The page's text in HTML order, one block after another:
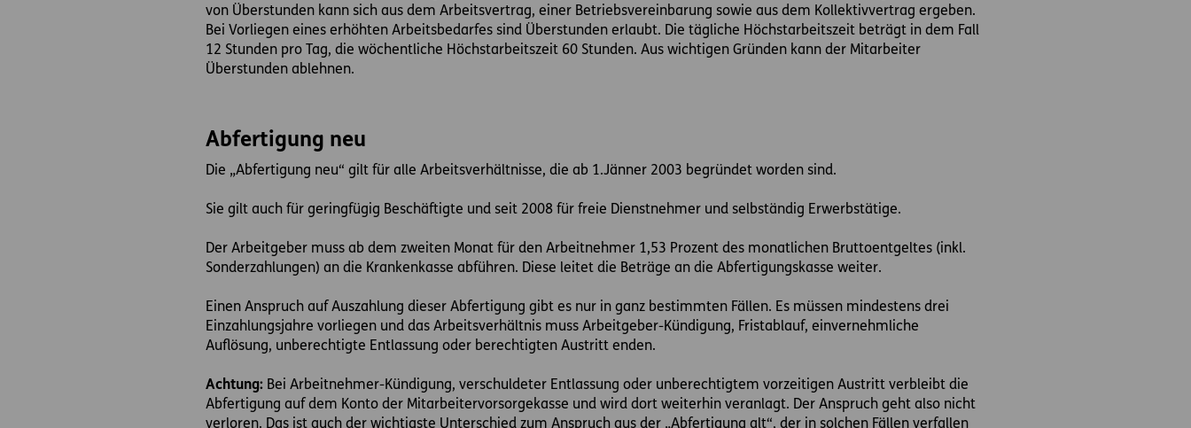
von Überstunden kann sich aus dem Arbeitsvertrag, einer Betriebsvereinbarung sowie aus dem Kollektivvertrag ergeben.
Bei Vorliegen eines erhöhten Arbeitsbedarfes sind Überstunden erlaubt. Die tägliche Höchstarbeitszeit beträgt in dem Fall
12 Stunden pro Tag, die wöchentliche Höchstarbeitszeit 60 Stunden. Aus wichtigen Gründen kann der Mitarbeiter
Überstunden ablehnen.
Abfertigung neu
Die „Abfertigung neu“ gilt für alle Arbeitsverhältnisse, die ab 1.Jänner 2003 begründet worden sind.
Sie gilt auch für geringfügig Beschäftigte und seit 2008 für freie Dienstnehmer und selbständig Erwerbstätige.
Der Arbeitgeber muss ab dem zweiten Monat für den Arbeitnehmer 1,53 Prozent des monatlichen Bruttoentgeltes (inkl.
Sonderzahlungen) an die Krankenkasse abführen. Diese leitet die Beträge an die Abfertigungskasse weiter.
Einen Anspruch auf Auszahlung dieser Abfertigung gibt es nur in ganz bestimmten Fällen. Es müssen mindestens drei
Einzahlungsjahre vorliegen und das Arbeitsverhältnis muss Arbeitgeber-Kündigung, Fristablauf, einvernehmliche
Auflösung, unberechtigte Entlassung oder berechtigten Austritt enden.
Achtung: Bei Arbeitnehmer-Kündigung, verschuldeter Entlassung oder unberechtigtem vorzeitigen Austritt verbleibt die
Abfertigung auf dem Konto der Mitarbeitervorsorgekasse und wird dort weiterhin veranlagt. Der Anspruch geht also nicht
verloren. Das ist auch der wichtigste Unterschied zum Anspruch aus der „Abfertigung alt“, der in solchen Fällen verfallen